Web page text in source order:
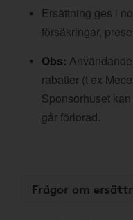
Ersättning ges i
försäkringar,
Obs:
rabatter (t ex
Sponsorhuset
går förlorad.
Frågor om